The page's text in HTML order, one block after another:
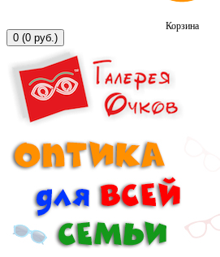
Корзина
0 (0 руб.)